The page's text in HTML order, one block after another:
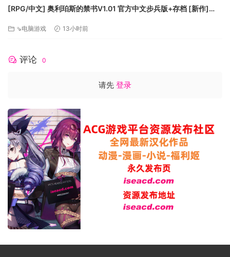
[RPG/中文] 奥利珀斯的禁书V1.01 官方中文步兵版+存档 [新作]
⇘电脑游戏 13小时前
评论 0
请先 登录